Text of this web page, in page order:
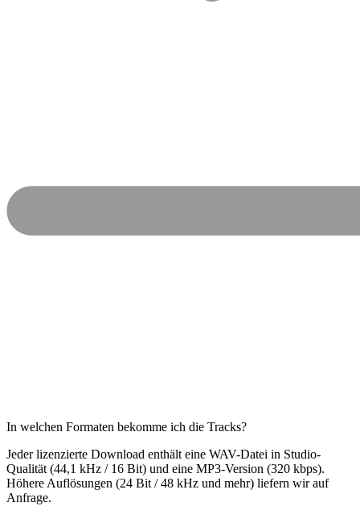
In welchen Formaten bekomme ich die Tracks?
Jeder lizenzierte Download enthält eine WAV-Datei in Studio-
Qualität (44,1 kHz / 16 Bit) und eine MP3-Version (320 kbps).
Höhere Auflösungen (24 Bit / 48 kHz und mehr) liefern wir auf
Anfrage.